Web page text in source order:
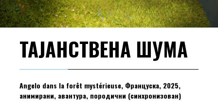
ТАЈАНСТВЕНА ШУМА
Angelo dans la forêt mystérieuse, Француска, 2025,
анимирани, авантура, породични (синхронизован)